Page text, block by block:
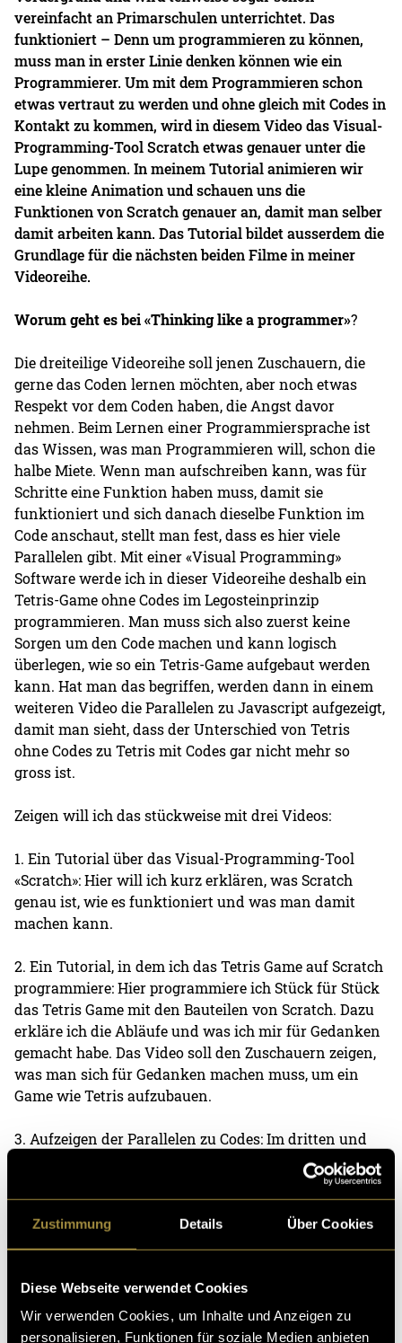
Zustimmung Details Über Cookies
Diese Webseite verwendet Cookies
Wir verwenden Cookies, um Inhalte und Anzeigen zu
personalisieren, Funktionen für soziale Medien anbieten
vereinfacht an Primarschulen unterrichtet. Das
funktioniert – Denn um programmieren zu können,
muss man in erster Linie denken können wie ein
Programmierer. Um mit dem Programmieren schon
etwas vertraut zu werden und ohne gleich mit Codes in
Kontakt zu kommen, wird in diesem Video das Visual-
Programming-Tool Scratch etwas genauer unter die
Lupe genommen. In meinem Tutorial animieren wir
eine kleine Animation und schauen uns die
Funktionen von Scratch genauer an, damit man selber
damit arbeiten kann. Das Tutorial bildet ausserdem die
Grundlage für die nächsten beiden Filme in meiner
Videoreihe.
Worum geht es bei «Thinking like a programmer»?
Die dreiteilige Videoreihe soll jenen Zuschauern, die
gerne das Coden lernen möchten, aber noch etwas
Respekt vor dem Coden haben, die Angst davor
nehmen. Beim Lernen einer Programmiersprache ist
das Wissen, was man Programmieren will, schon die
halbe Miete. Wenn man aufschreiben kann, was für
Schritte eine Funktion haben muss, damit sie
funktioniert und sich danach dieselbe Funktion im
Code anschaut, stellt man fest, dass es hier viele
Parallelen gibt. Mit einer «Visual Programming»
Software werde ich in dieser Videoreihe deshalb ein
Tetris-Game ohne Codes im Legosteinprinzip
programmieren. Man muss sich also zuerst keine
Sorgen um den Code machen und kann logisch
überlegen, wie so ein Tetris-Game aufgebaut werden
kann. Hat man das begriffen, werden dann in einem
weiteren Video die Parallelen zu Javascript aufgezeigt,
damit man sieht, dass der Unterschied von Tetris
ohne Codes zu Tetris mit Codes gar nicht mehr so
gross ist.
Zeigen will ich das stückweise mit drei Videos:
1. Ein Tutorial über das Visual-Programming-Tool
«Scratch»: Hier will ich kurz erklären, was Scratch
genau ist, wie es funktioniert und was man damit
machen kann.
2. Ein Tutorial, in dem ich das Tetris Game auf Scratch
programmiere: Hier programmiere ich Stück für Stück
das Tetris Game mit den Bauteilen von Scratch. Dazu
erkläre ich die Abläufe und was ich mir für Gedanken
gemacht habe. Das Video soll den Zuschauern zeigen,
was man sich für Gedanken machen muss, um ein
Game wie Tetris aufzubauen.
3. Aufzeigen der Parallelen zu Codes: Im dritten und
letzten Video werde ich dann die Parallelen vom
Tetris-Game ohne Codes zu einem Tetris mit Codes
aufzeigen. Dem Zuschauer soll so vor Augen geführt
werden, dass der Sprung von Programmieren ohne
Codes zu Programmieren mit Codes nicht mehr so